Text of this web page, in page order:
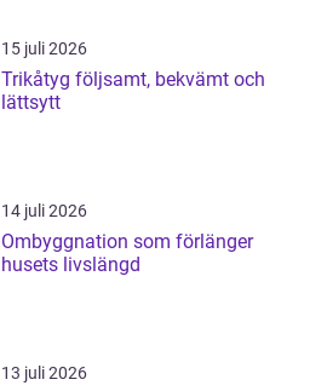
15 juli 2026
Trikåtyg följsamt, bekvämt och
lättsytt
14 juli 2026
Ombyggnation som förlänger
husets livslängd
13 juli 2026